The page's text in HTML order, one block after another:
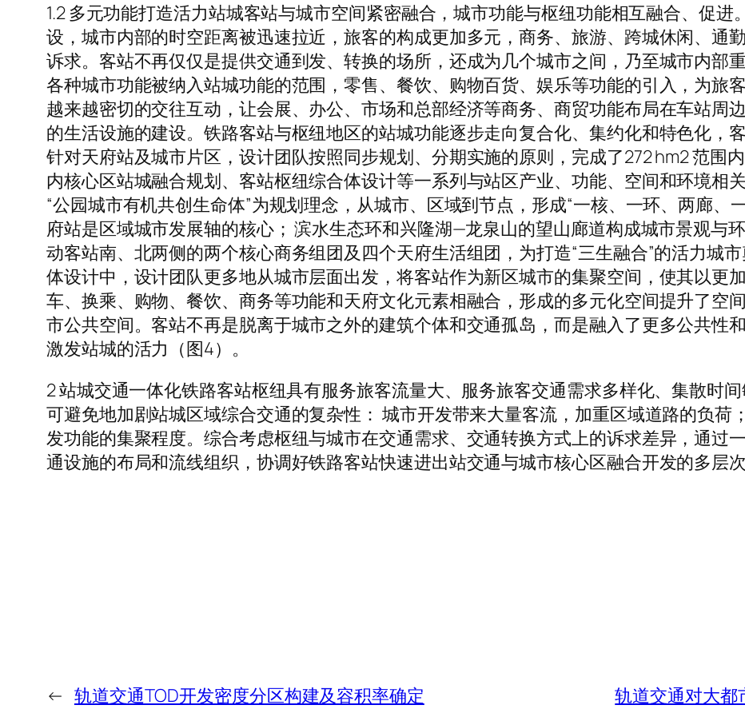
1.2 多元功能打造活力站城客站与城市空间紧密融合，城市功能与枢纽功能相互融合、促
设，城市内部的时空距离被迅速拉近，旅客的构成更加多元，商务、旅游、跨城休闲、通
诉求。客站不再仅仅是提供交通到发、转换的场所，还成为几个城市之间，乃至城市内部
各种城市功能被纳入站城功能的范围，零售、餐饮、购物百货、娱乐等功能的引入，为旅
越来越密切的交往互动，让会展、办公、市场和总部经济等商务、商贸功能布局在车站周
的生活设施的建设。铁路客站与枢纽地区的站城功能逐步走向复合化、集约化和特色化，
针对天府站及城市片区，设计团队按照同步规划、分期实施的原则，完成了272 hm2 范围
内核心区站城融合规划、客站枢纽综合体设计等一系列与站区产业、功能、空间和环境相
“公园城市有机共创生命体”为规划理念，从城市、区域到节点，形成“一核、一环、两廊、
府站是区域城市发展轴的核心； 滨水生态环和兴隆湖—龙泉山的望山廊道构成城市景观与
动客站南、北两侧的两个核心商务组团及四个天府生活组团，为打造“三生融合”的活力城
体设计中，设计团队更多地从城市层面出发，将客站作为新区城市的集聚空间，使其以更
车、换乘、购物、餐饮、商务等功能和天府文化元素相融合，形成的多元化空间提升了空
市公共空间。客站不再是脱离于城市之外的建筑个体和交通孤岛，而是融入了更多公共性
激发站城的活力（图4）。
2 站城交通一体化铁路客站枢纽具有服务旅客流量大、服务旅客交通需求多样化、集散时
可避免地加剧站城区域综合交通的复杂性： 城市开发带来大量客流，加重区域道路的负荷
发功能的集聚程度。综合考虑枢纽与城市在交通需求、交通转换方式上的诉求差异，通过
通设施的布局和流线组织，协调好铁路客站快速进出站交通与城市核心区融合开发的多层
← 轨道交通TOD开发密度分区构建及容积率确定 轨道交通对大都